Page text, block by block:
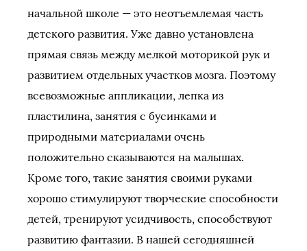
начальной школе — это неотъемлемая часть
детского развития. Уже давно установлена
прямая связь между мелкой моторикой рук и
развитием отдельных участков мозга. Поэтому
всевозможные аппликации, лепка из
пластилина, занятия с бусинками и
природными материалами очень
положительно сказываются на малышах.
Кроме того, такие занятия своими руками
хорошо стимулируют творческие способности
детей, тренируют усидчивость, способствуют
развитию фантазии. В нашей сегодняшней